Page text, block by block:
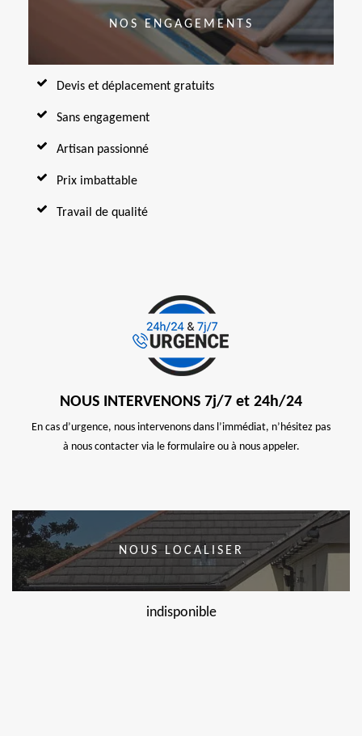
NOS ENGAGEMENTS
Devis et déplacement gratuits
Sans engagement
Artisan passionné
Prix imbattable
Travail de qualité
NOUS INTERVENONS 7j/7 et 24h/24
En cas d’urgence, nous intervenons dans l’immédiat, n’hésitez pas
à nous contacter via le formulaire ou à nous appeler.
NOUS LOCALISER
indisponible